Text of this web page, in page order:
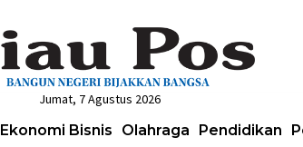
Jumat, 7 Agustus 2026
Ekonomi Bisnis Olahraga Pendidikan